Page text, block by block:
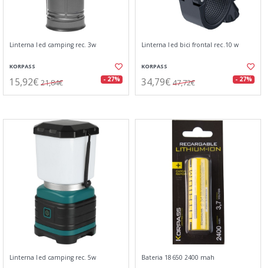
Linterna led camping rec. 3w
KORPASS
15,92€ 21,84€ - 27%
Linterna led bici frontal rec.10 w
KORPASS
34,79€ 47,72€ - 27%
Linterna led camping rec. 5w Bateria 18650 2400 mah